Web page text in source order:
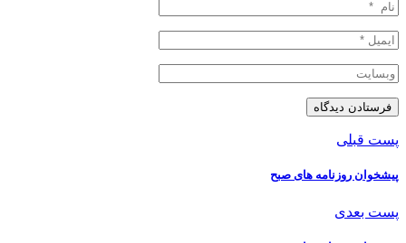
پست قبلی
پیشخوان روزنامه های صبح
پست بعدی